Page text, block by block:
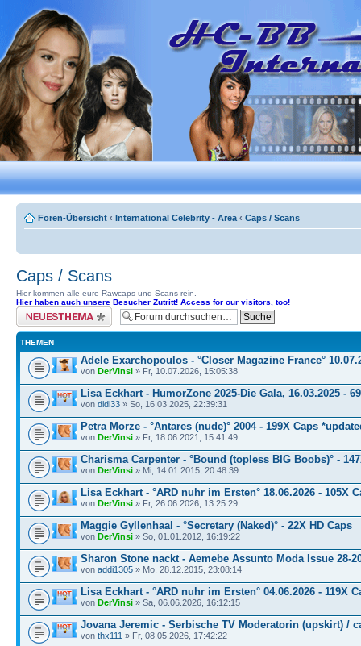
Foren-Übersicht ‹ International Celebrity - Area ‹ Caps / Scans
Caps / Scans
Hier kommen alle eure Rawcaps und Scans rein.
Hier haben auch unsere Besucher Zutritt! Access for our visitors, too!
Neues Thema erstellen
THEMEN
Adele Exarchopoulos - °Closer Magazine France°
von DerVinsi » Fr, 10.07.2026, 15:05:38
Lisa Eckhart - HumorZone 2025-Die Gala, 16.03.2025 -
von didi33 » So, 16.03.2025, 22:39:31
Petra Morze - °Antares (nude)° 2004 - 199X Caps
von DerVinsi » Fr, 18.06.2021, 15:41:49
Charisma Carpenter - °Bound (topless BIG Boobs)° -
von DerVinsi » Mi, 14.01.2015, 20:48:39
Lisa Eckhart - °ARD nuhr im Ersten° 18.06.2026 - 105X
von DerVinsi » Fr, 26.06.2026, 13:25:29
Maggie Gyllenhaal - °Secretary (Naked)° - 22X HD Caps
von DerVinsi » So, 01.01.2012, 16:19:22
Sharon Stone nackt - Aemebe Assunto Moda Issue 28-
von addi1305 » Mo, 28.12.2015, 23:08:14
Lisa Eckhart - °ARD nuhr im Ersten° 04.06.2026 - 119X
von DerVinsi » Sa, 06.06.2026, 16:12:15
Jovana Jeremic - Serbische TV Moderatorin (upskirt) /
von thx111 » Fr, 08.05.2026, 17:42:22